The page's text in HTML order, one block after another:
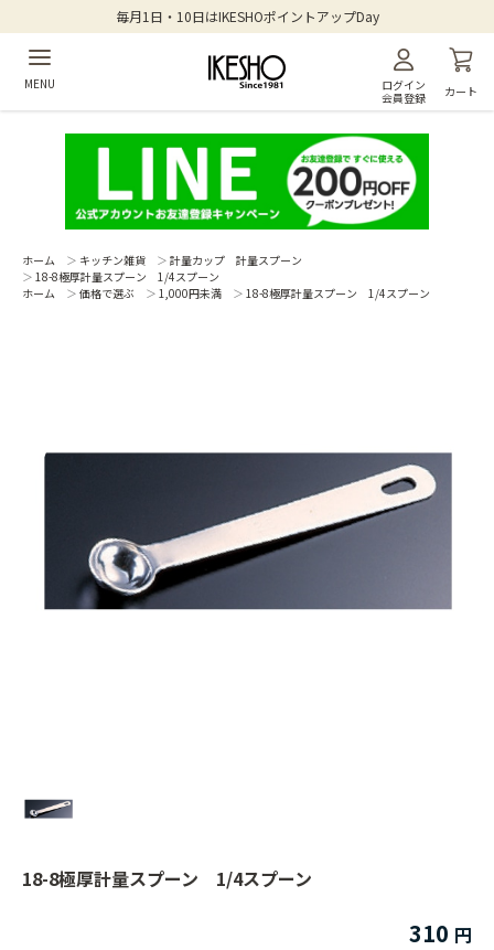
毎月1日・10日はIKESHOポイントアップDay
MENU
ログイン
会員登録
カート
ホーム ＞ キッチン雑貨 ＞ 計量カップ 計量スプーン
＞ 18-8極厚計量スプーン 1/4スプーン
ホーム
＞ 価格で選ぶ ＞ 1,000円未満 ＞ 18-8極厚計量スプーン 1/4スプーン
18-8極厚計量スプーン 1/4スプーン
310